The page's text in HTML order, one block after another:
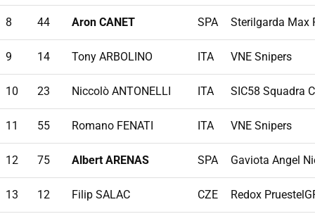
8 44 Aron CANET SPA Sterilgarda Max
9 14 Tony ARBOLINO ITA VNE Snipers
10 23 Niccolò ANTONELLI ITA SIC58 Squadra
11 55 Romano FENATI ITA VNE Snipers
12 75 Albert ARENAS SPA Gaviota Angel
13 12 Filip SALAC CZE Redox